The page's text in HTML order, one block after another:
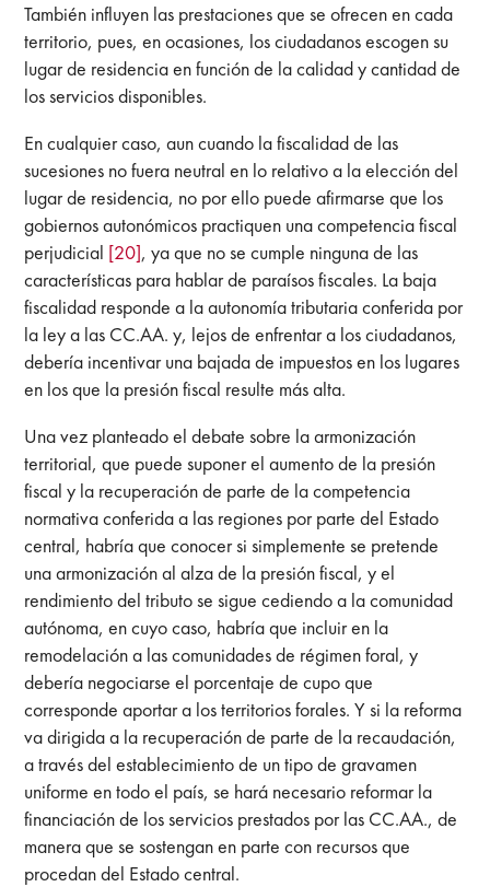
También influyen las prestaciones que se ofrecen en cada
territorio, pues, en ocasiones, los ciudadanos escogen su
lugar de residencia en función de la calidad y cantidad de
los servicios disponibles.
En cualquier caso, aun cuando la fiscalidad de las
sucesiones no fuera neutral en lo relativo a la elección del
lugar de residencia, no por ello puede afirmarse que los
gobiernos autonómicos practiquen una competencia fiscal
perjudicial [20], ya que no se cumple ninguna de las
características para hablar de paraísos fiscales. La baja
fiscalidad responde a la autonomía tributaria conferida por
la ley a las CC.AA. y, lejos de enfrentar a los ciudadanos,
debería incentivar una bajada de impuestos en los lugares
en los que la presión fiscal resulte más alta.
Una vez planteado el debate sobre la armonización
territorial, que puede suponer el aumento de la presión
fiscal y la recuperación de parte de la competencia
normativa conferida a las regiones por parte del Estado
central, habría que conocer si simplemente se pretende
una armonización al alza de la presión fiscal, y el
rendimiento del tributo se sigue cediendo a la comunidad
autónoma, en cuyo caso, habría que incluir en la
remodelación a las comunidades de régimen foral, y
debería negociarse el porcentaje de cupo que
corresponde aportar a los territorios forales. Y si la reforma
va dirigida a la recuperación de parte de la recaudación,
a través del establecimiento de un tipo de gravamen
uniforme en todo el país, se hará necesario reformar la
financiación de los servicios prestados por las CC.AA., de
manera que se sostengan en parte con recursos que
procedan del Estado central.